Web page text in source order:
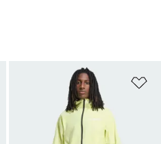
Lägg till på önskelistan